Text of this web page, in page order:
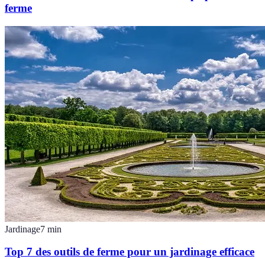
ferme
Jardinage7 min
Top 7 des outils de ferme pour un jardinage efficace